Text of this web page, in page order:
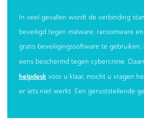
In veel gevallen wordt de verbinding
beveiligd tegen malware, ransomware
gratis beveiligingssoftware te
eens beschermd tegen cybercrime.
helpdesk voor u klaar, mocht u vragen
er iets niet werkt. Een geruststellende